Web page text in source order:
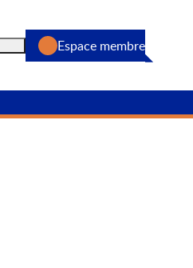
RechercherEspace membre